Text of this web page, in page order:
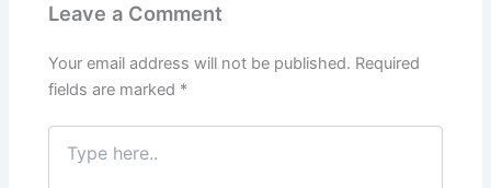
Leave a Comment
Your email address will not be published. Required
fields are marked *
Type
here..